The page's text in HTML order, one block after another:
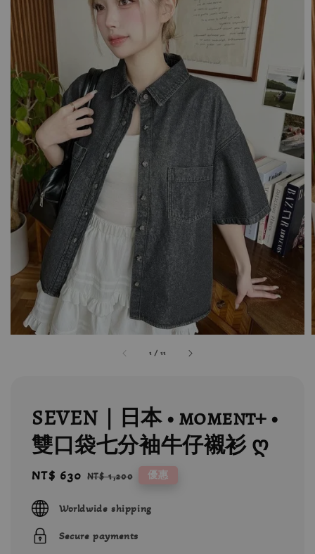
1 /11
SEVEN｜日本 • moment+ •
雙口袋七分袖牛仔襯衫 ღ
Sale
NT$ 630 Regular
NT$ 1,200 優惠
Worldwide shipping
Secure payments